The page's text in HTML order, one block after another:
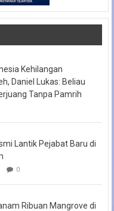
Kehilangan
Daniel Lukas: Beliau
Tanpa Pamrih
Lantik Pejabat Baru di
0
Ribuan Mangrove di